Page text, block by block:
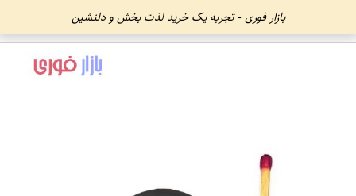
بازار فوری - تجربه یک خرید لذت بخش و دلنشین